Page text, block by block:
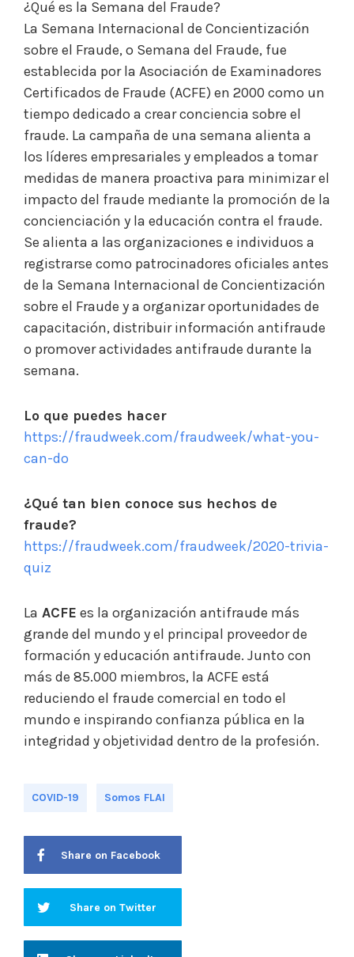
¿Qué es la Semana del Fraude?
La Semana Internacional de Concientización
sobre el Fraude, o Semana del Fraude, fue
establecida por la Asociación de Examinadores
Certificados de Fraude (ACFE) en 2000 como un
tiempo dedicado a crear conciencia sobre el
fraude. La campaña de una semana alienta a
los líderes empresariales y empleados a tomar
medidas de manera proactiva para minimizar el
impacto del fraude mediante la promoción de la
concienciación y la educación contra el fraude.
Se alienta a las organizaciones e individuos a
registrarse como patrocinadores oficiales antes
de la Semana Internacional de Concientización
sobre el Fraude y a organizar oportunidades de
capacitación, distribuir información antifraude
o promover actividades antifraude durante la
semana.
Lo que puedes hacer
https://fraudweek.com/fraudweek/what-you-
can-do
¿Qué tan bien conoce sus hechos de
fraude?
https://fraudweek.com/fraudweek/2020-trivia-
quiz
La ACFE es la organización antifraude más
grande del mundo y el principal proveedor de
formación y educación antifraude. Junto con
más de 85.000 miembros, la ACFE está
reduciendo el fraude comercial en todo el
mundo e inspirando confianza pública en la
integridad y objetividad dentro de la profesión.
COVID-19 Somos FLAI
Share on Facebook
Share on Twitter